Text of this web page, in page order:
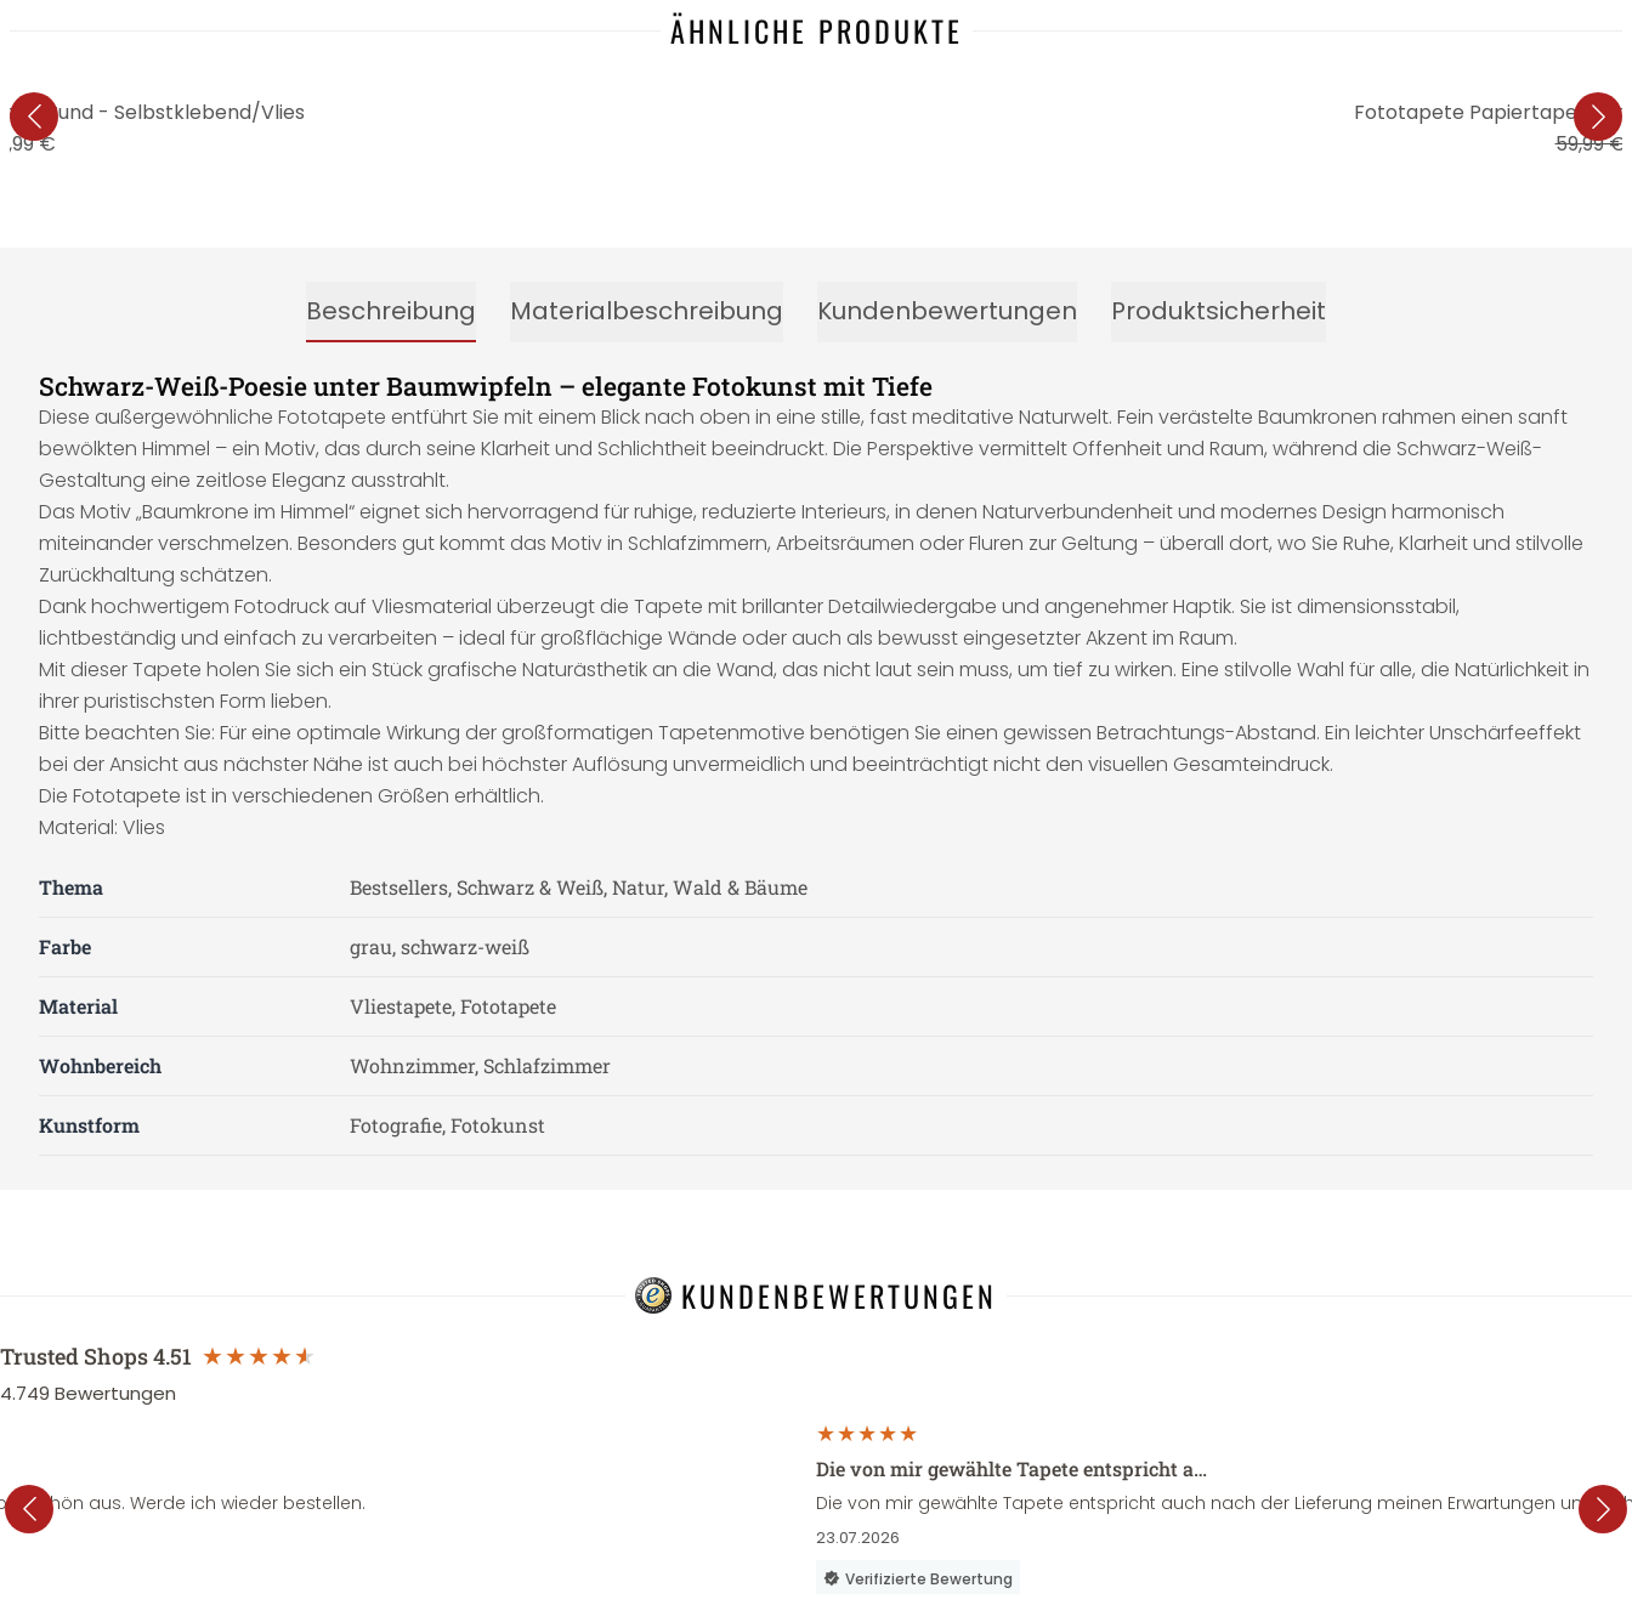
ÄHNLICHE PRODUKTE
- Rund - Selbstklebend/Vlies
€
Fototapete Papiertapete
59,99 €
Beschreibung Materialbeschreibung Kundenbewertungen Produktsicherheit
Schwarz-Weiß-Poesie unter Baumwipfeln – elegante Fotokunst mit Tiefe
Diese außergewöhnliche Fototapete entführt Sie mit einem Blick nach oben in eine stille, fast meditative Naturwelt. Fein verästelte Baumkronen rahmen einen sanft
bewölkten Himmel – ein Motiv, das durch seine Klarheit und Schlichtheit beeindruckt. Die Perspektive vermittelt Offenheit und Raum, während die Schwarz-Weiß-
Gestaltung eine zeitlose Eleganz ausstrahlt.
Das Motiv „Baumkrone im Himmel“ eignet sich hervorragend für ruhige, reduzierte Interieurs, in denen Naturverbundenheit und modernes Design harmonisch
miteinander verschmelzen. Besonders gut kommt das Motiv in Schlafzimmern, Arbeitsräumen oder Fluren zur Geltung – überall dort, wo Sie Ruhe, Klarheit und stilvolle
Zurückhaltung schätzen.
Dank hochwertigem Fotodruck auf Vliesmaterial überzeugt die Tapete mit brillanter Detailwiedergabe und angenehmer Haptik. Sie ist dimensionsstabil,
lichtbeständig und einfach zu verarbeiten – ideal für großflächige Wände oder auch als bewusst eingesetzter Akzent im Raum.
Mit dieser Tapete holen Sie sich ein Stück grafische Naturästhetik an die Wand, das nicht laut sein muss, um tief zu wirken. Eine stilvolle Wahl für alle, die Natürlichkeit in
ihrer puristischsten Form lieben.
Bitte beachten Sie: Für eine optimale Wirkung der großformatigen Tapetenmotive benötigen Sie einen gewissen Betrachtungs-Abstand. Ein leichter Unschärfeeffekt
bei der Ansicht aus nächster Nähe ist auch bei höchster Auflösung unvermeidlich und beeinträchtigt nicht den visuellen Gesamteindruck.
Die Fototapete ist in verschiedenen Größen erhältlich.
Material: Vlies
Thema Bestsellers, Schwarz & Weiß, Natur, Wald & Bäume
Farbe grau, schwarz-weiß
Material Vliestapete, Fototapete
Wohnbereich Wohnzimmer, Schlafzimmer
Kunstform Fotografie, Fotokunst
KUNDENBEWERTUNGEN
Trusted Shops4.51
4.749 Bewertungen
schön aus. Werde ich wieder bestellen.
Die von mir gewählte Tapete entspricht a…
Die von mir gewählte Tapete entspricht auch nach der Lieferung meinen Erwartungen und
23.07.2026
Verifizierte Bewertung